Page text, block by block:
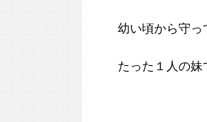
幼い頃から守
たった１人の妹